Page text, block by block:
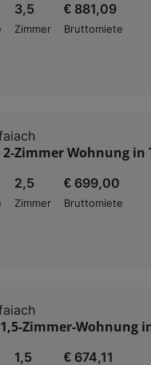
3,5
Zimmer
€ 881,09
Bruttomiete
2-Zimmer Wohnung
2,5
Zimmer
€ 699,00
Bruttomiete
Zimmer-Wohnung
1,5 € 674,11